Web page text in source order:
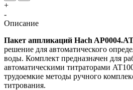
+
-
Описание
Пакет аппликаций Hach
решение для автоматического
воды. Комплект предназначен для
автоматическими титраторами
трудоемкие методы ручного
титрования.